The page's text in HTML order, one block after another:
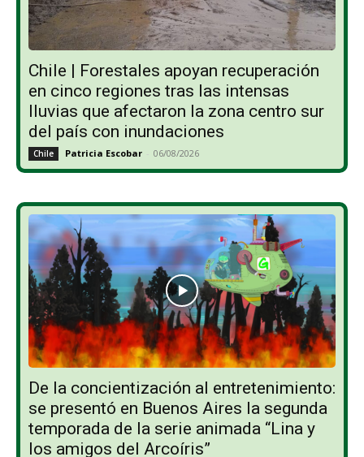
Chile | Forestales apoyan recuperación
en cinco regiones tras las intensas
lluvias que afectaron la zona centro sur
del país con inundaciones
Chile Patricia Escobar - 06/08/2026
De la concientización al entretenimiento:
se presentó en Buenos Aires la segunda
temporada de la serie animada “Lina y
los amigos del Arcoíris”